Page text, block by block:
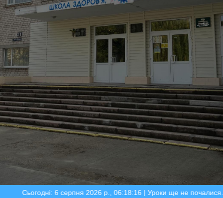
Сьогодні: 6 серпня 2026 р., 06:18:16 | Уроки ще не почалися.